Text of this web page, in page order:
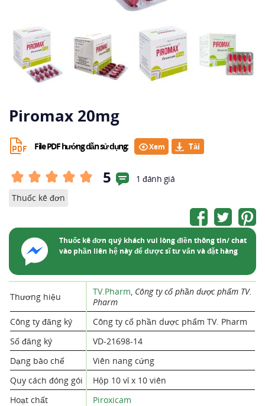
Piromax 20mg
File PDF hướng dẫn sử dụng: Xem
5
1 đánh giá
Thuốc kê đơn
Thuốc kê đơn quý khách vui lòng điền thông tin/ chat
vào phần liên hệ này để dược sĩ tư vấn và đặt hàng
Thương hiệu TV.Pharm, Công ty cổ phần dược phẩm TV.
Pharm
Công ty đăng ký
Công ty cổ phần dược phẩm TV. Pharm
Số đăng ký
VD-21698-14
Dạng bào chế
Viên nang cứng
Quy cách đóng gói
Hộp 10 vỉ x 10 viên
Hoạt chất
Piroxicam